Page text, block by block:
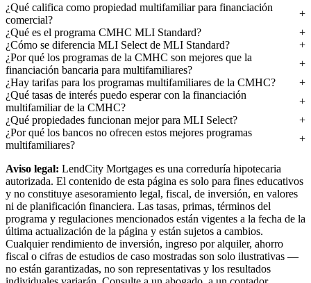
¿Qué califica como propiedad multifamiliar para financiación
comercial?
¿Qué es el programa CMHC MLI Standard?
¿Cómo se diferencia MLI Select de MLI Standard?
¿Por qué los programas de la CMHC son mejores que la
financiación bancaria para multifamiliares?
¿Hay tarifas para los programas multifamiliares de la CMHC?
¿Qué tasas de interés puedo esperar con la financiación
multifamiliar de la CMHC?
¿Qué propiedades funcionan mejor para MLI Select?
¿Por qué los bancos no ofrecen estos mejores programas
multifamiliares?
Aviso legal: LendCity Mortgages es una correduría hipotecaria
autorizada. El contenido de esta página es solo para fines educativos
y no constituye asesoramiento legal, fiscal, de inversión, en valores
ni de planificación financiera. Las tasas, primas, términos del
programa y regulaciones mencionados están vigentes a la fecha de la
última actualización de la página y están sujetos a cambios.
Cualquier rendimiento de inversión, ingreso por alquiler, ahorro
fiscal o cifras de estudios de caso mostradas son solo ilustrativas —
no están garantizadas, no son representativas y los resultados